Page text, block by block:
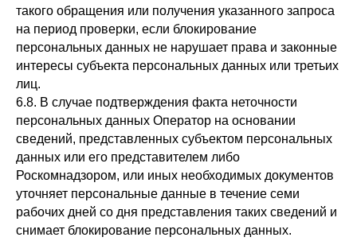
такого обращения или получения указанного запроса
на период проверки, если блокирование
персональных данных не нарушает права и законные
интересы субъекта персональных данных или третьих
лиц.
6.8. В случае подтверждения факта неточности
персональных данных Оператор на основании
сведений, представленных субъектом персональных
данных или его представителем либо
Роскомнадзором, или иных необходимых документов
уточняет персональные данные в течение семи
рабочих дней со дня представления таких сведений и
снимает блокирование персональных данных.